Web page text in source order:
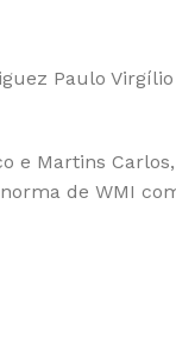
Paulo Virgílio
e Martins
de WMI